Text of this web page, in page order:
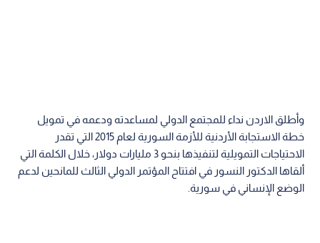
وأطلق الاردن نداء للمجتمع الدولي لمساعدته ودعمه في تمويل
خطة الاستجابة الأردنية للأزمة السورية لعام 2015 التي تقدر
الاحتياجات التمويلية لتنفيذها بنحو 3 مليارات دولار، خلال الكلمة التي
ألقاها الدكتور النسور في افتتاح المؤتمر الدولي الثالث للمانحين لدعم
الوضع الإنساني في سورية.